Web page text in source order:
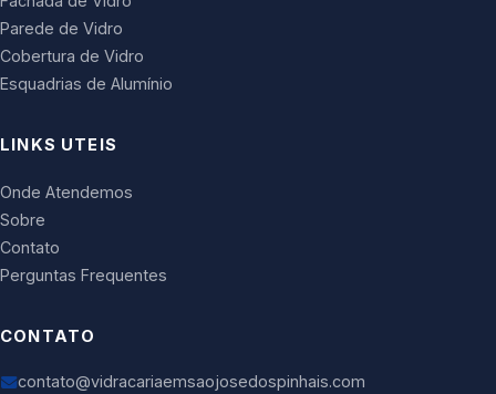
Parede de Vidro
Cobertura de Vidro
Esquadrias de Alumínio
LINKS UTEIS
Onde Atendemos
Sobre
Contato
Perguntas Frequentes
CONTATO
contato@vidracariaemsaojosedospinhais.com